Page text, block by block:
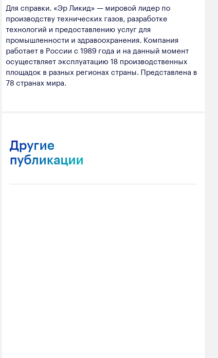
Для справки. «Эр Ликид» — мировой лидер по
производству технических газов, разработке
технологий и предоставлению услуг для
промышленности и здравоохранения. Компания
работает в России с 1989 года и на данный момент
осуществляет эксплуатацию 18 производственных
площадок в разных регионах страны. Представлена в
78 странах мира.
Другие
публикации